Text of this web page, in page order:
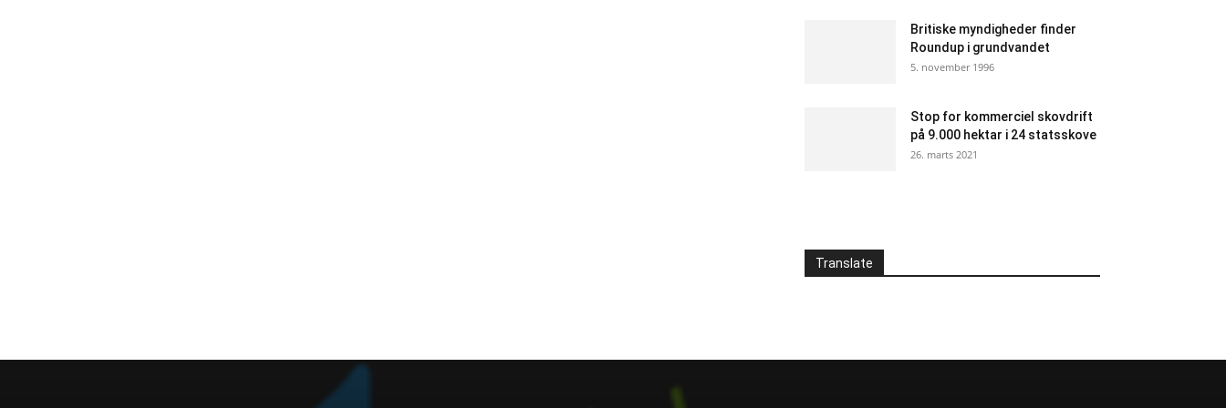
Britiske myndigheder finder
Roundup i grundvandet
5. november 1996
Stop for kommerciel skovdrift
på 9.000 hektar i 24 statsskove
26. marts 2021
Translate